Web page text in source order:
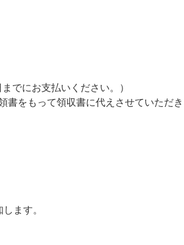
でにお支払いください。）
をもって領収書に代えさせていただ
ます。